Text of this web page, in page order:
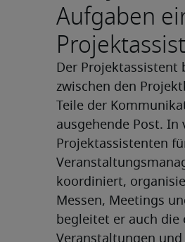
Aufgaben
Der Projektassistent
zwischen den
Teile der
ausgehende Post. In
Projektassistenten
koordiniert,
Messen, Meetings
begleitet er auch die
Veranstaltungen